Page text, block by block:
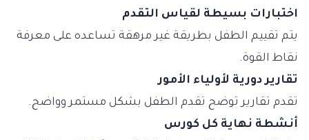
اختبارات بسيطة لقياس التقدم
يتم تقييم الطفل بطريقة غير مرهقة تساعده على معرفة
نقاط القوة.
تقارير دورية لأولياء الأمور
تقدم تقارير توضح تقدم الطفل بشكل مستمر وواضح.
أنشطة نهاية كل كورس